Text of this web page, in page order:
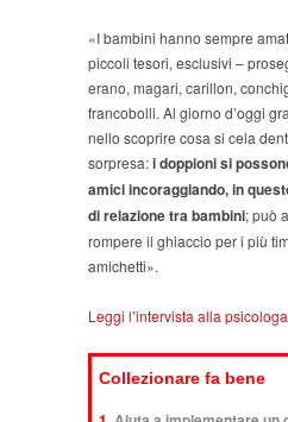
«I bambini hanno sempre
piccoli tesori, esclusivi –
erano, magari, carillon,
francobolli. Al giorno d’oggi
nello scoprire cosa si cela
sorpresa:i doppioni si
amici incoraggiando, in
di relazione tra bambini; può
rompere il ghiaccio per i più
amichetti».
Leggi l’intervista alla
Collezionare fa bene